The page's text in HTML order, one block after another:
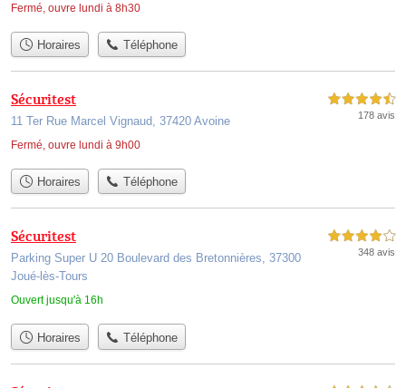
Fermé, ouvre lundi à 8h30
Horaires Téléphone
Sécuritest
11 Ter Rue Marcel Vignaud, 37420 Avoine
Fermé, ouvre lundi à 9h00
4,5 étoiles sur 5
178 avis
Horaires Téléphone
Sécuritest
Parking Super U 20 Boulevard des Bretonnières, 37300
Joué-lès-Tours
Ouvert jusqu'à 16h
4,0 étoiles sur 5
348 avis
Horaires Téléphone